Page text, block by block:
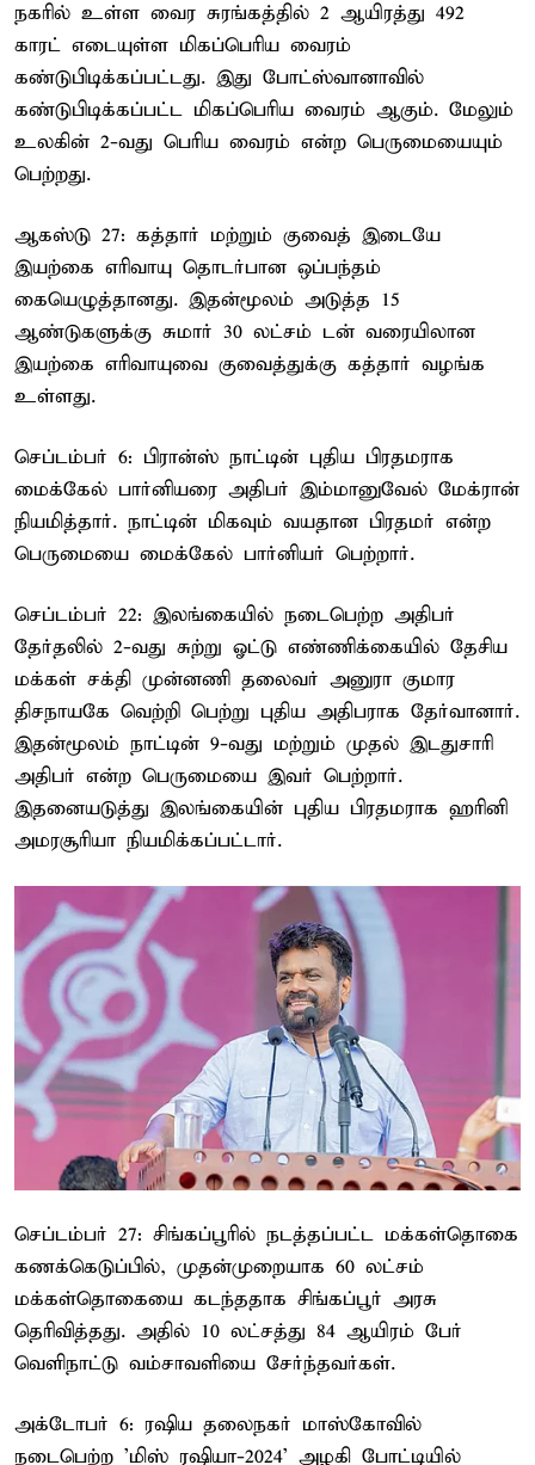
நகரில் உள்ள வைர சுரங்கத்தில் 2 ஆயிரத்து 492
காரட் எடையுள்ள மிகப்பெரிய வைரம்
கண்டுபிடிக்கப்பட்டது. இது போட்ஸ்வானாவில்
கண்டுபிடிக்கப்பட்ட மிகப்பெரிய வைரம் ஆகும். மேலும்
உலகின் 2-வது பெரிய வைரம் என்ற பெருமையையும்
பெற்றது.
ஆகஸ்டு 27: கத்தார் மற்றும் குவைத் இடையே
இயற்கை எரிவாயு தொடர்பான ஒப்பந்தம்
கையெழுத்தானது. இதன்மூலம் அடுத்த 15
ஆண்டுகளுக்கு சுமார் 30 லட்சம் டன் வரையிலான
இயற்கை எரிவாயுவை குவைத்துக்கு கத்தார் வழங்க
உள்ளது.
செப்டம்பர் 6: பிரான்ஸ் நாட்டின் புதிய பிரதமராக
மைக்கேல் பார்னியரை அதிபர் இம்மானுவேல் மேக்ரான்
நியமித்தார். நாட்டின் மிகவும் வயதான பிரதமர் என்ற
பெருமையை மைக்கேல் பார்னியர் பெற்றார்.
செப்டம்பர் 22: இலங்கையில் நடைபெற்ற அதிபர்
தேர்தலில் 2-வது சுற்று ஓட்டு எண்ணிக்கையில் தேசிய
மக்கள் சக்தி முன்னணி தலைவர் அனுரா குமார
திசநாயகே வெற்றி பெற்று புதிய அதிபராக தேர்வானார்.
இதன்மூலம் நாட்டின் 9-வது மற்றும் முதல் இடதுசாரி
அதிபர் என்ற பெருமையை இவர் பெற்றார்.
இதனையடுத்து இலங்கையின் புதிய பிரதமராக ஹரினி
அமரசூரியா நியமிக்கப்பட்டார்.
செப்டம்பர் 27: சிங்கப்பூரில் நடத்தப்பட்ட மக்கள்தொகை
கணக்கெடுப்பில், முதன்முறையாக 60 லட்சம்
மக்கள்தொகையை கடந்ததாக சிங்கப்பூர் அரசு
தெரிவித்தது. அதில் 10 லட்சத்து 84 ஆயிரம் பேர்
வெளிநாட்டு வம்சாவளியை சேர்ந்தவர்கள்.
அக்டோபர் 6: ரஷிய தலைநகர் மாஸ்கோவில்
நடைபெற்ற 'மிஸ் ரஷியா-2024' அழகி போட்டியில்